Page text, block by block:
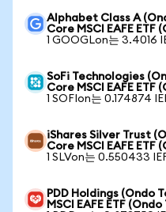
Alphabet Class A
Core MSCI EAFE ETF
1 GOOGLon는 3.4016
SoFi Technologies
Core MSCI EAFE ETF
1 SOFIon는 0.174874
iShares Silver Trust
Core MSCI EAFE ETF
1 SLVon는 0.550433
PDD Holdings (Ondo
MSCI EAFE ETF